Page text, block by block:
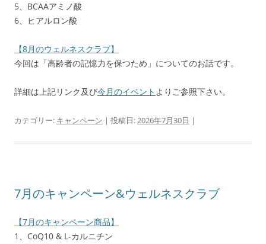
5、BCAAアミノ酸
6、ヒアルロン酸
【8月のウェルネスクラブ】
今回は「高齢者の記憶力を保つため」についてのお話です。
詳細は上記リンク及び今月のイベント よりご参照下さい。
カテゴリー: キャンペーン | 投稿日:2026年7月30日 |
7月のキャンペーン&ウェルネスクラブ
【7月のキャンペーン商品】
1、CoQ10 & L-カルニチン